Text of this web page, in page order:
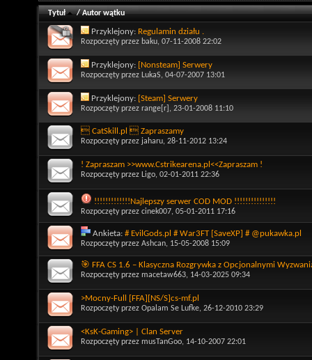
Tytuł /Autor wątku
Przyklejony: Regulamin działu .
Rozpoczęty przez baku, 07-11-2008 22:02
Przyklejony: [Nonsteam] Serwery
Rozpoczęty przez LukaS, 04-07-2007 13:01
Przyklejony: [Steam] Serwery
Rozpoczęty przez range[r] , 23-01-2008 11:10
 CatSkill.pl  Zapraszamy
Rozpoczęty przez jaharu, 28-11-2012 13:24
! Zapraszam >>www.Cstrikearena.pl<<Zapraszam !
Rozpoczęty przez Ligo, 02-01-2011 22:36
!!!!!!!!!!!!!Najlepszy serwer COD MOD !!!!!!!!!!!!!!!
Rozpoczęty przez cinek007, 05-01-2011 17:16
Ankieta: # EvilGods.pl # War3FT [SaveXP] # @pukawka.pl
Rozpoczęty przez Ashcan, 15-05-2008 15:09
🎯 FFA CS 1.6 – Klasyczna Rozgrywka z Opcjonalnymi
Rozpoczęty przez macetaw663, 14-03-2025 09:34
>Mocny-Full [FFA][NS/S]cs-mf.pl
Rozpoczęty przez Opalam Se Lufke, 26-12-2010 23:29
<KsK-Gaming> | Clan Server
Rozpoczęty przez musTanGoo, 14-10-2007 22:01